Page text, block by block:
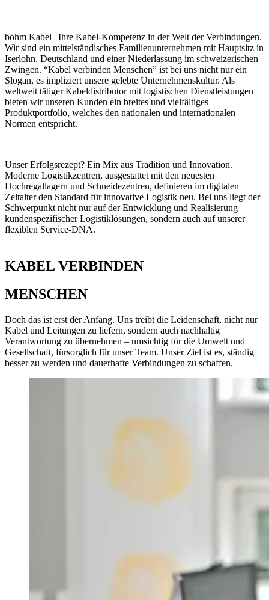
böhm Kabel | Ihre Kabel-Kompetenz in der Welt der Verbindungen.
Wir sind ein mittelständisches Familienunternehmen mit Hauptsitz in
Iserlohn, Deutschland und einer Niederlassung im schweizerischen
Zwingen. “Kabel verbinden Menschen” ist bei uns nicht nur ein
Slogan, es impliziert unsere gelebte Unternehmenskultur. Als
weltweit tätiger Kabeldistributor mit logistischen Dienstleistungen
bieten wir unseren Kunden ein breites und vielfältiges
Produktportfolio, welches den nationalen und internationalen
Normen entspricht.
Unser Erfolgsrezept? Ein Mix aus Tradition und Innovation.
Moderne Logistikzentren, ausgestattet mit den neuesten
Hochregallagern und Schneidezentren, definieren im digitalen
Zeitalter den Standard für innovative Logistik neu. Bei uns liegt der
Schwerpunkt nicht nur auf der Entwicklung und Realisierung
kundenspezifischer Logistiklösungen, sondern auch auf unserer
flexiblen Service-DNA.
KABEL VERBINDEN
MENSCHEN
Doch das ist erst der Anfang. Uns treibt die Leidenschaft, nicht nur
Kabel und Leitungen zu liefern, sondern auch nachhaltig
Verantwortung zu übernehmen – umsichtig für die Umwelt und
Gesellschaft, fürsorglich für unser Team. Unser Ziel ist es, ständig
besser zu werden und dauerhafte Verbindungen zu schaffen.